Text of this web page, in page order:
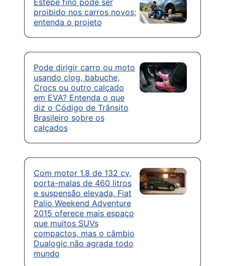
Estepe fino pode ser
proibido nos carros novos;
entenda o projeto
Pode dirigir carro ou moto
usando clog, babuche,
Crocs ou outro calçado
em EVA? Entenda o que
diz o Código de Trânsito
Brasileiro sobre os
calçados
Com motor 1.8 de 132 cv,
porta-malas de 460 litros
e suspensão elevada, Fiat
Palio Weekend Adventure
2015 oferece mais espaço
que muitos SUVs
compactos, mas o câmbio
Dualogic não agrada todo
mundo